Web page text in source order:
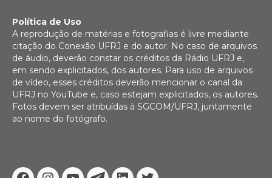
Política de Uso
A reprodução de matérias e fotografias é livre mediante
citação do Conexão UFRJ e do autor. No caso de arquivos
de áudio, deverão constar os créditos da Rádio UFRJ e,
em sendo explicitados, dos autores. Para uso de arquivos
de vídeo, esses créditos deverão mencionar o canal da
UFRJ no YouTube e, caso estejam explicitados, os autores.
Fotos devem ser atribuídas à SGCOM/UFRJ, juntamente
ao nome do fotógrafo.